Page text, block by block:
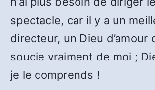
spectacle, car il y a un
directeur, un Dieu d’amour
soucie vraiment de moi ;
je le comprends !